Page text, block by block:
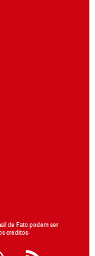
de Fato podem ser
créditos.